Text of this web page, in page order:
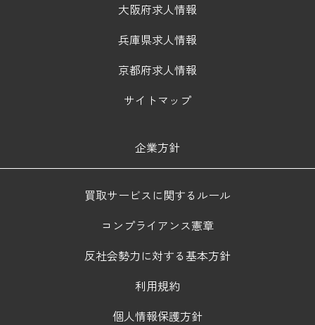
大阪府求人情報
兵庫県求人情報
京都府求人情報
サイトマップ
企業方針
買取サービスに関するルール
コンプライアンス憲章
反社会勢力に対する基本方針
利用規約
個人情報保護方針